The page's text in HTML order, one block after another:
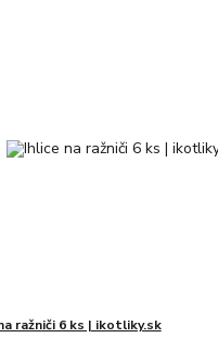
ražniči 6 ks | ikotliky.sk